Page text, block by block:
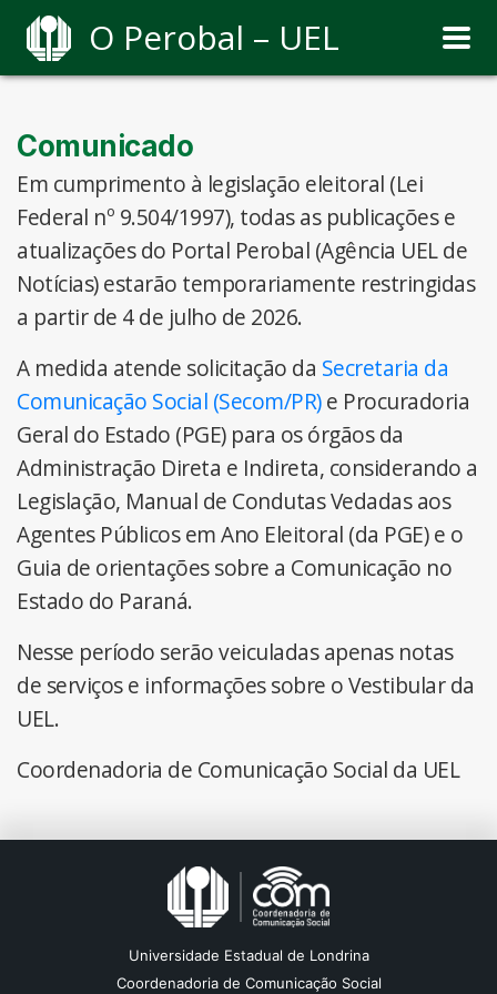
O Perobal – UEL
Comunicado
Em cumprimento à legislação eleitoral (Lei
Federal nº 9.504/1997), todas as publicações e
atualizações do Portal Perobal (Agência UEL de
Notícias) estarão temporariamente restringidas
a partir de 4 de julho de 2026.
A medida atende solicitação da Secretaria da
Comunicação Social (Secom/PR)e Procuradoria
Geral do Estado (PGE) para os órgãos da
Administração Direta e Indireta, considerando a
Legislação, Manual de Condutas Vedadas aos
Agentes Públicos em Ano Eleitoral (da PGE) e o
Guia de orientações sobre a Comunicação no
Estado do Paraná.
Nesse período serão veiculadas apenas notas
de serviços e informações sobre o Vestibular da
UEL.
Coordenadoria de Comunicação Social da UEL
Universidade Estadual de Londrina
Coordenadoria de Comunicação Social